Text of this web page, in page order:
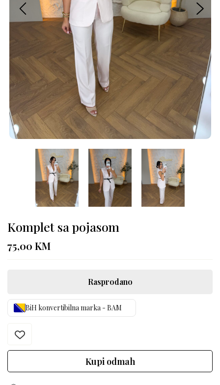
Komplet sa pojasom
75,00 KM
Rasprodano
BiH konvertibilna marka - BAM
Kupi odmah